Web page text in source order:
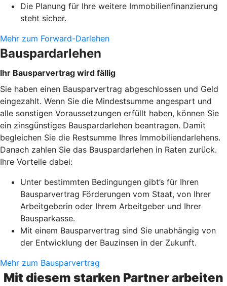
Die Planung für Ihre weitere Immobilienfinanzierung
steht sicher.
Mehr zum Forward-Darlehen
Bauspardarlehen
Ihr Bausparvertrag wird fällig
Sie haben einen Bausparvertrag abgeschlossen und Geld
eingezahlt. Wenn Sie die Mindestsumme angespart und
alle sonstigen Voraussetzungen erfüllt haben, können Sie
ein zinsgünstiges Bauspardarlehen beantragen. Damit
begleichen Sie die Restsumme Ihres Immobiliendarlehens.
Danach zahlen Sie das Bauspardarlehen in Raten zurück.
Ihre Vorteile dabei:
Unter bestimmten Bedingungen gibt’s für Ihren
Bausparvertrag Förderungen vom Staat, von Ihrer
Arbeitgeberin oder Ihrem Arbeitgeber und Ihrer
Bausparkasse.
Mit einem Bausparvertrag sind Sie unabhängig von
der Entwicklung der Bauzinsen in der Zukunft.
Mehr zum Bausparvertrag
Mit diesem starken Partner arbeiten